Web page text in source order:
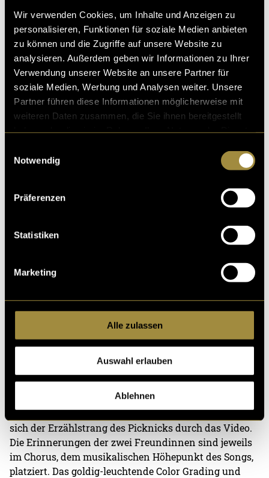
Wir verwenden Cookies, um Inhalte und Anzeigen zu
personalisieren, Funktionen für soziale Medien anbieten
zu können und die Zugriffe auf unsere Website zu
analysieren. Außerdem geben wir Informationen zu Ihrer
Verwendung unserer Website an unsere Partner für
soziale Medien, Werbung und Analysen weiter. Unsere
Partner führen diese Informationen möglicherweise mit
weiteren Daten zusammen, die Sie ihnen bereitgestellt
Notwendig
Präferenzen
Statistiken
Marketing
Alle zulassen
Auswahl erlauben
Ablehnen
ausgearbeitet hatten, stellten sie ein zehnköpfiges
zusammen. An zwei Drehtagen wurden an zwei
Locations – der Bärenhütte in Chur und dem TV-
Studio an der FHGR – alle Aufnahmen gedreht. Dem
Dreh gingen viele Stunden ausführlicher Vorbereitung
Dreh gemeinsam Spass zu haben und eine
unvergessliche Erinnerung zu schaffen. Darum
geht’s schliesslich inGiftsund das soll auch das Video
widerspiegeln.
Verschmelzen von Bild und Ton
dem Bildmaterial zu einem Ganzen zu vereinen. Das
Fundament des Musikvideos bilden die Aufnahmen
der Performance des Songs. Wie ein roter Faden zieht
sich der Erzählstrang des Picknicks durch das Video.
Die Erinnerungen der zwei Freundinnen sind jeweils
im Chorus, dem musikalischen Höhepunkt des Songs,
platziert. Das goldig-leuchtende Color Grading und